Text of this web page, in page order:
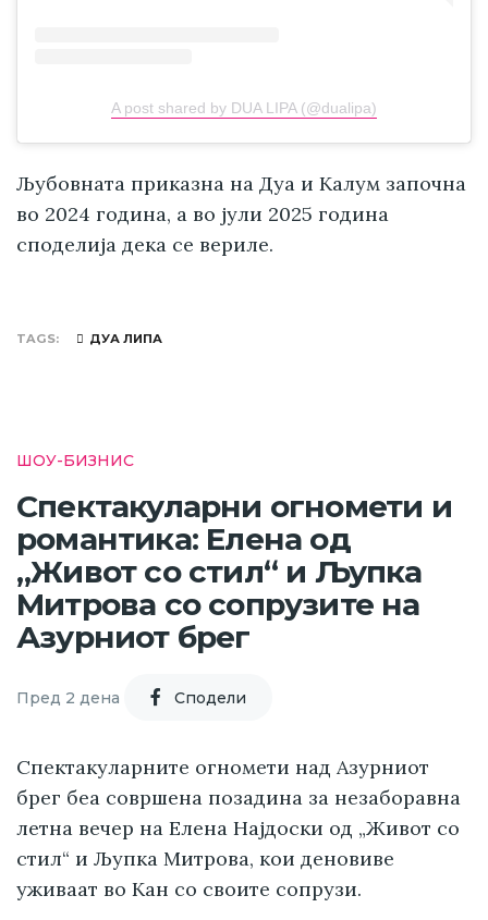
A post shared by DUA LIPA (@dualipa)
Љубовната приказна на Дуа и Калум започна
во 2024 година, а во јули 2025 година
споделија дека се вериле.
TAGS ДУА ЛИПА
ШОУ-БИЗНИС
Спектакуларни огномети и
романтика: Елена од
„Живот со стил“ и Љупка
Митрова со сопрузите на
Азурниот брег
Пред 2 дена Cподели
Спектакуларните огномети над Азурниот
брег беа совршена позадина за незаборавна
летна вечер на Елена Најдоски од „Живот со
стил“ и Љупка Митрова, кои деновиве
уживаат во Кан со своите сопрузи.